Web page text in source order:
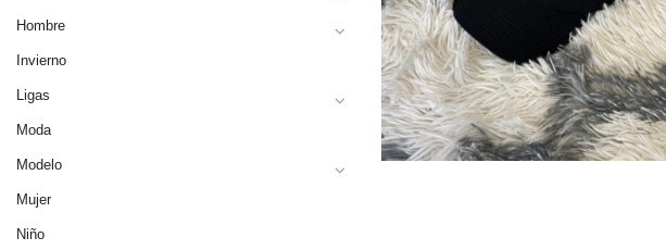
Hombre
Invierno
Ligas
Moda
Modelo
Mujer
Niño